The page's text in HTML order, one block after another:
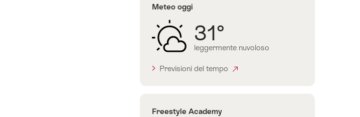
Meteo oggi
31°
leggermente nuvoloso
Previsioni del tempo
Contatto
Freestyle Academy